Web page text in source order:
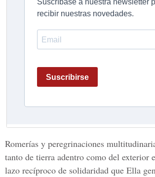
Romerías y peregrinaciones
tanto de tierra adentro como del exterior
lazo recíproco de solidaridad que Ella